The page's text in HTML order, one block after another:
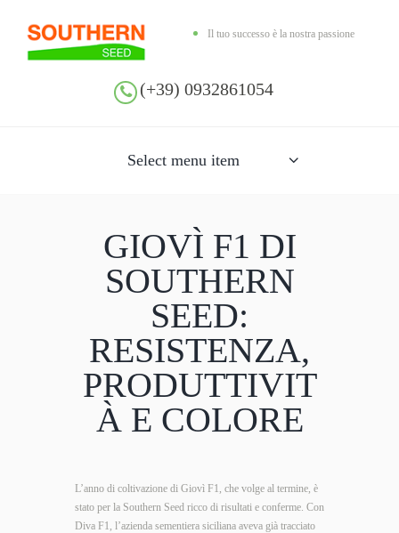
Il tuo successo è la nostra passione
(+39) 0932861054
Select menu item
GIOVÌ F1 DI
SOUTHERN
SEED:
RESISTENZA,
PRODUTTIVIT
À E COLORE
L’anno di coltivazione di Giovì F1, che volge al termine, è
stato per la Southern Seed ricco di risultati e conferme. Con
Diva F1, l’azienda sementiera siciliana aveva già tracciato